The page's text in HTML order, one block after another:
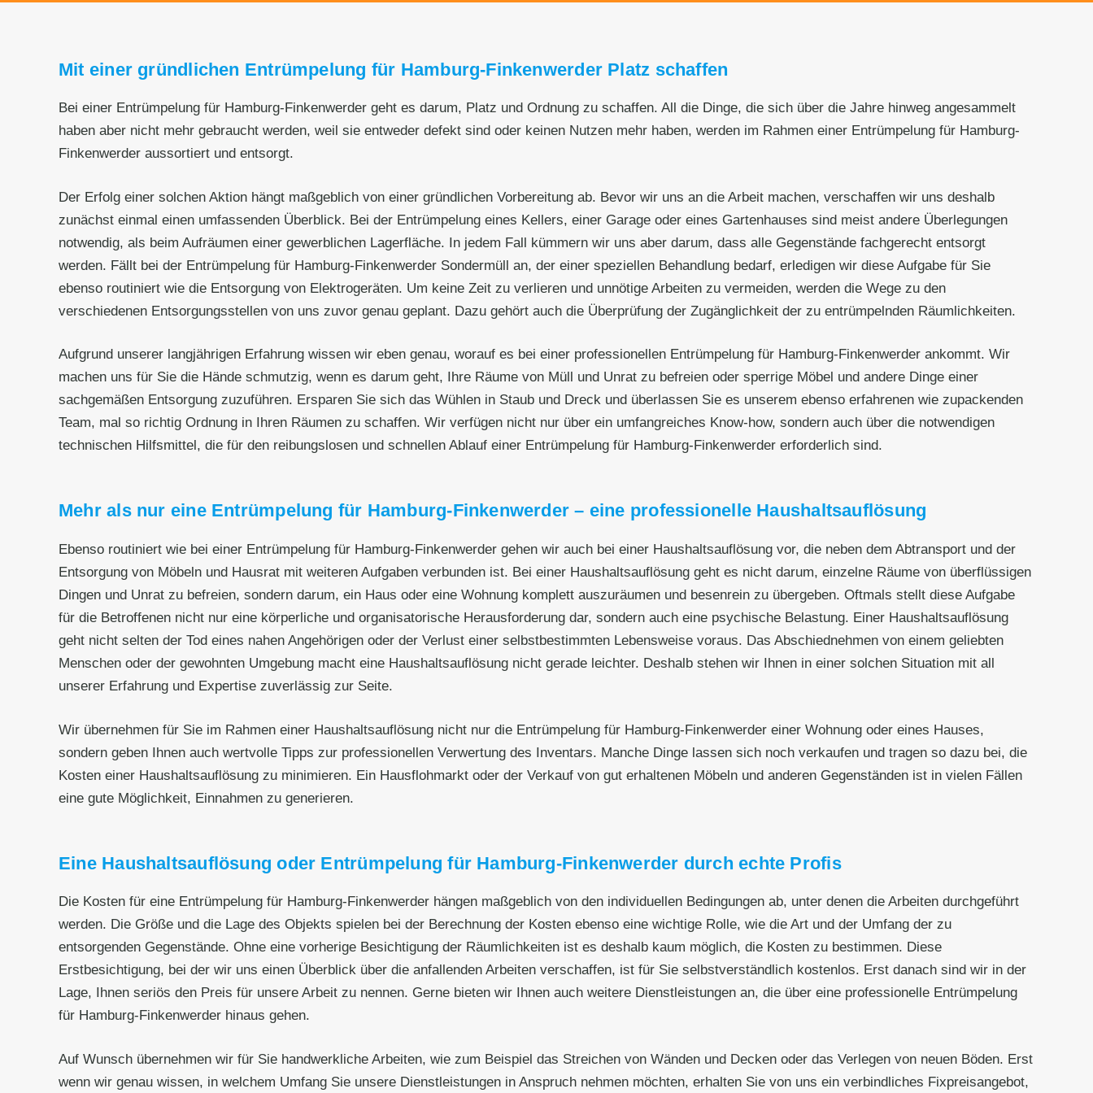
Mit einer gründlichen Entrümpelung für Hamburg-Finkenwerder Platz schaffen
Bei einer Entrümpelung für Hamburg-Finkenwerder geht es darum, Platz und Ordnung zu schaffen. All die Dinge, die sich über die Jahre hinweg angesammelt
haben aber nicht mehr gebraucht werden, weil sie entweder defekt sind oder keinen Nutzen mehr haben, werden im Rahmen einer Entrümpelung für Hamburg-
Finkenwerder aussortiert und entsorgt.
Der Erfolg einer solchen Aktion hängt maßgeblich von einer gründlichen Vorbereitung ab. Bevor wir uns an die Arbeit machen, verschaffen wir uns deshalb
zunächst einmal einen umfassenden Überblick. Bei der Entrümpelung eines Kellers, einer Garage oder eines Gartenhauses sind meist andere Überlegungen
notwendig, als beim Aufräumen einer gewerblichen Lagerfläche. In jedem Fall kümmern wir uns aber darum, dass alle Gegenstände fachgerecht entsorgt
werden. Fällt bei der Entrümpelung für Hamburg-Finkenwerder Sondermüll an, der einer speziellen Behandlung bedarf, erledigen wir diese Aufgabe für Sie
ebenso routiniert wie die Entsorgung von Elektrogeräten. Um keine Zeit zu verlieren und unnötige Arbeiten zu vermeiden, werden die Wege zu den
verschiedenen Entsorgungsstellen von uns zuvor genau geplant. Dazu gehört auch die Überprüfung der Zugänglichkeit der zu entrümpelnden Räumlichkeiten.
Aufgrund unserer langjährigen Erfahrung wissen wir eben genau, worauf es bei einer professionellen Entrümpelung für Hamburg-Finkenwerder ankommt. Wir
machen uns für Sie die Hände schmutzig, wenn es darum geht, Ihre Räume von Müll und Unrat zu befreien oder sperrige Möbel und andere Dinge einer
sachgemäßen Entsorgung zuzuführen. Ersparen Sie sich das Wühlen in Staub und Dreck und überlassen Sie es unserem ebenso erfahrenen wie zupackenden
Team, mal so richtig Ordnung in Ihren Räumen zu schaffen. Wir verfügen nicht nur über ein umfangreiches Know-how, sondern auch über die notwendigen
technischen Hilfsmittel, die für den reibungslosen und schnellen Ablauf einer Entrümpelung für Hamburg-Finkenwerder erforderlich sind.
Mehr als nur eine Entrümpelung für Hamburg-Finkenwerder – eine professionelle Haushaltsauflösung
Ebenso routiniert wie bei einer Entrümpelung für Hamburg-Finkenwerder gehen wir auch bei einer Haushaltsauflösung vor, die neben dem Abtransport und der
Entsorgung von Möbeln und Hausrat mit weiteren Aufgaben verbunden ist. Bei einer Haushaltsauflösung geht es nicht darum, einzelne Räume von überflüssigen
Dingen und Unrat zu befreien, sondern darum, ein Haus oder eine Wohnung komplett auszuräumen und besenrein zu übergeben. Oftmals stellt diese Aufgabe
für die Betroffenen nicht nur eine körperliche und organisatorische Herausforderung dar, sondern auch eine psychische Belastung. Einer Haushaltsauflösung
geht nicht selten der Tod eines nahen Angehörigen oder der Verlust einer selbstbestimmten Lebensweise voraus. Das Abschiednehmen von einem geliebten
Menschen oder der gewohnten Umgebung macht eine Haushaltsauflösung nicht gerade leichter. Deshalb stehen wir Ihnen in einer solchen Situation mit all
unserer Erfahrung und Expertise zuverlässig zur Seite.
Wir übernehmen für Sie im Rahmen einer Haushaltsauflösung nicht nur die Entrümpelung für Hamburg-Finkenwerder einer Wohnung oder eines Hauses,
sondern geben Ihnen auch wertvolle Tipps zur professionellen Verwertung des Inventars. Manche Dinge lassen sich noch verkaufen und tragen so dazu bei, die
Kosten einer Haushaltsauflösung zu minimieren. Ein Hausflohmarkt oder der Verkauf von gut erhaltenen Möbeln und anderen Gegenständen ist in vielen Fällen
eine gute Möglichkeit, Einnahmen zu generieren.
Eine Haushaltsauflösung oder Entrümpelung für Hamburg-Finkenwerder durch echte Profis
Die Kosten für eine Entrümpelung für Hamburg-Finkenwerder hängen maßgeblich von den individuellen Bedingungen ab, unter denen die Arbeiten durchgeführt
werden. Die Größe und die Lage des Objekts spielen bei der Berechnung der Kosten ebenso eine wichtige Rolle, wie die Art und der Umfang der zu
entsorgenden Gegenstände. Ohne eine vorherige Besichtigung der Räumlichkeiten ist es deshalb kaum möglich, die Kosten zu bestimmen. Diese
Erstbesichtigung, bei der wir uns einen Überblick über die anfallenden Arbeiten verschaffen, ist für Sie selbstverständlich kostenlos. Erst danach sind wir in der
Lage, Ihnen seriös den Preis für unsere Arbeit zu nennen. Gerne bieten wir Ihnen auch weitere Dienstleistungen an, die über eine professionelle Entrümpelung
für Hamburg-Finkenwerder hinaus gehen.
Auf Wunsch übernehmen wir für Sie handwerkliche Arbeiten, wie zum Beispiel das Streichen von Wänden und Decken oder das Verlegen von neuen Böden. Erst
wenn wir genau wissen, in welchem Umfang Sie unsere Dienstleistungen in Anspruch nehmen möchten, erhalten Sie von uns ein verbindliches Fixpreisangebot,